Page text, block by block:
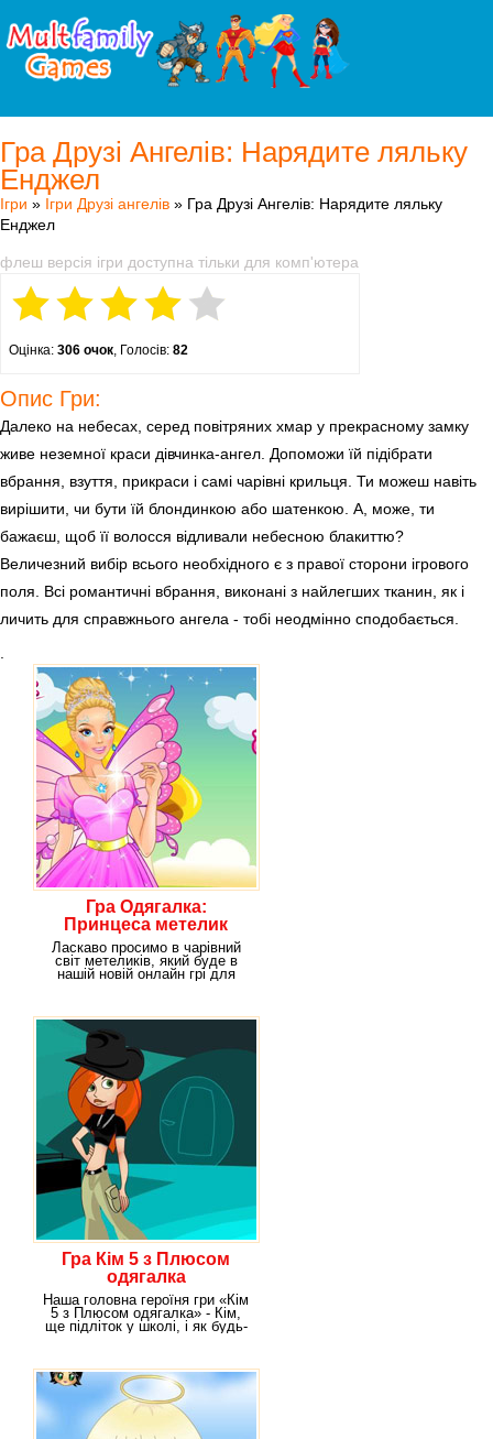
Гра Друзі Ангелів: Нарядите ляльку
Енджел
Ігри » Ігри Друзі ангелів » Гра Друзі Ангелів: Нарядите ляльку
Енджел
флеш версія ігри доступна тільки для комп'ютера
Оцінка: 306 очок, Голосів: 82
Опис Гри:
Далеко на небесах, серед повітряних хмар у прекрасному замку
живе неземної краси дівчинка-ангел. Допоможи їй підібрати
вбрання, взуття, прикраси і самі чарівні крильця. Ти можеш навіть
вирішити, чи бути їй блондинкою або шатенкою. А, може, ти
бажаєш, щоб її волосся відливали небесною блакиттю?
Величезний вибір всього необхідного є з правої сторони ігрового
поля. Всі романтичні вбрання, виконані з найлегших тканин, як і
личить для справжнього ангела - тобі неодмінно сподобається.
Гра Одягалка:
Принцеса метелик
Ласкаво просимо в чарівний
світ метеликів, який буде в
нашій новій онлайн грі для
Гра Кім 5 з Плюсом
одягалка
Наша головна героїня гри «Кім
5 з Плюсом одягалка» - Кім,
ще підліток у школі, і як будь-